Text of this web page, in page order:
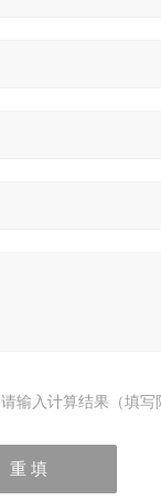
请输入计算结果（填